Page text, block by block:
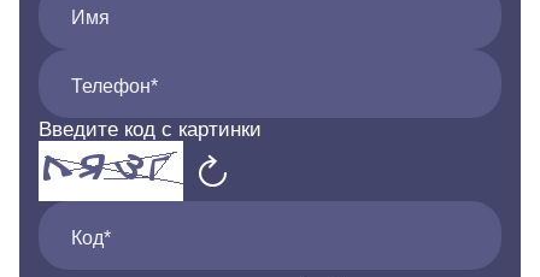
Имя
Телефон*
Введите код с картинки
Код*